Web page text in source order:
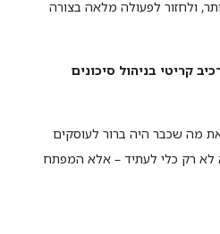
ולחזור לפעולה מלאה בצורה
קריטי בניהול סיכונים
מה שכבר היה ברור לעוסקים
לא רק כלי לעתיד – אלא המפתח